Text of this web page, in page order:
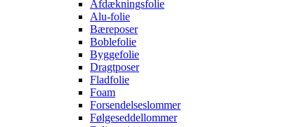
Afdækningsfolie
Alu-folie
Bæreposer
Boblefolie
Byggefolie
Dragtposer
Fladfolie
Foam
Forsendelseslommer
Følgeseddellommer